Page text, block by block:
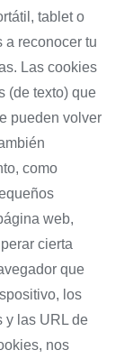
tablet o
a reconocer tu
Las cookies
(de texto) que
pueden volver
como
web,
cierta
que
los
y las URL de
nos